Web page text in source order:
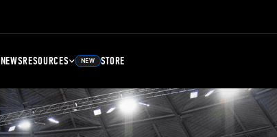
NEWSRESOURCES NEW STORE